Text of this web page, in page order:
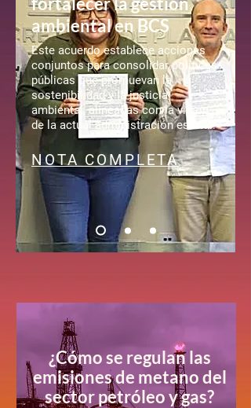
ambiental en BCS
Este acuerdo establece acciones
conjuntos para consolidar políticas
públicas que promuevan la
sostenibilidad y la justicia
ambiental, alineadas con la visión
de la actual administración estatal.
NOTA COMPLETA
¿Cómo se regulan las
emisiones de metano del
sector petróleo y gas?